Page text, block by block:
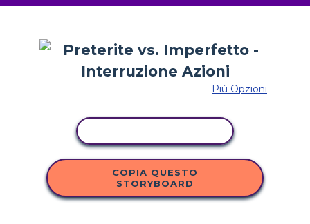
Più Opzioni
COPIA QUESTO
STORYBOARD